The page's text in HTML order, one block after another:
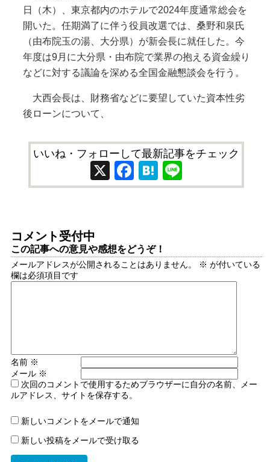
日（木）、東京都内のホテルで2024年度通常総会を
開いた。任期満了に伴う役員改選では、桑野和泉氏
（由布院玉の湯、大分県）が新会長に就任した。今
年度は9月に大分県・由布院で業界の抱える資金繰り
などに対する議論を深める全国金融懇談会を行う。
大西会長は、財務省などに要望していた資本性劣
後ローンについて、
いいね・フォローして最新記事をチェック
X Facebook
Hatena
コメント受付中
この記事への意見や感想をどうぞ！
メールアドレスが公開されることはありません。 ※ が付いている
欄は必須項目です
名前 ※
メール ※
次回のコメントで使用するためブラウザーに自分の名前、メー
ルアドレス、サイトを保存する。
新しいコメントをメールで通知
新しい投稿をメールで受け取る